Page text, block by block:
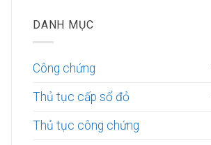
DANH MỤC
Công chứng
Thủ tục cấp sổ đỏ
Thủ tục công chứng